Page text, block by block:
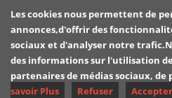
Skip to main content
Les
Les cookies nous permettent de
annonces,d'offrir des
sociaux et d'analyser notre
des informations sur l'utilisation
partenaires de médias sociaux, de
savoir Plus
Refuser Accepter